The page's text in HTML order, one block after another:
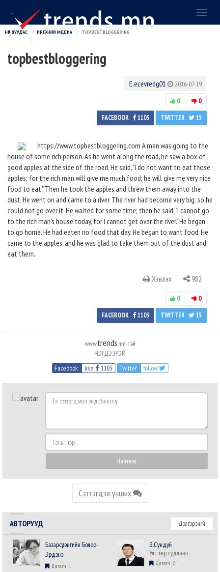
НҮҮР ХУУДАС ИРГЭНИЙ МЕДИА TOPBESTBLOGGERING
topbestbloggering
E.ecevredg01
2016-07-19
0
0
FACEBOOK 1103 TWITTER 15
https://www.topbestbloggering.com A man was going to the
house of some rich person. As he went along the road, he saw a box of
good apples at the side of the road. He said, "I do not want to eat those
apples; for the rich man will give me much food; he will give me very nice
food to eat." Then he took the apples and threw them away into the
dust. He went on and came to a river. The river had become very big; so he
could not go over it. He waited for some time; then he said, "I cannot go
to the rich man's house today, for I cannot get over the river." He began
to go home. He had eaten no food that day. He began to want food. He
came to the apples, and he was glad to take them out of the dust and
eat them.
Хэвлэх 982
0 0
FACEBOOK 1103 TWITTER 15
www.trends.mn-тэй
НЭГДЭЭРЭЙ
Facebook
like 1103 Twitter follow
Та
бичнэ
Таны
нэр
Нийтлэх
Сэтгэгдэл унших
АВТОРУУД Дэлгэрэнгүй
Базарсүрэнгийн Болор-
Эрдэнэ
Дагагч: 1
Э.Сундуй
Улс төр судлаач
Дагагч: 0